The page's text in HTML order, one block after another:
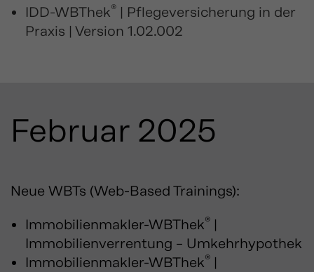
IDD-WBThek® | Pflegeversicherung in der
Praxis | Version 1.02.002
Februar 2025
Neue WBTs (Web-Based Trainings):
Immobilienmakler-WBThek® |
Immobilienverrentung – Umkehrhypothek
Immobilienmakler-WBThek® |